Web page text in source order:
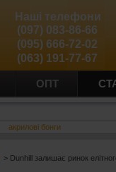
Наші телефони
(097) 083-86-66
(095) 666-72-02
(063) 191-77-67
ОПТ
акрилові бонги
> Dunhill залишає ринок